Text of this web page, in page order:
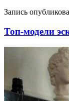
Запись
Топ-модели